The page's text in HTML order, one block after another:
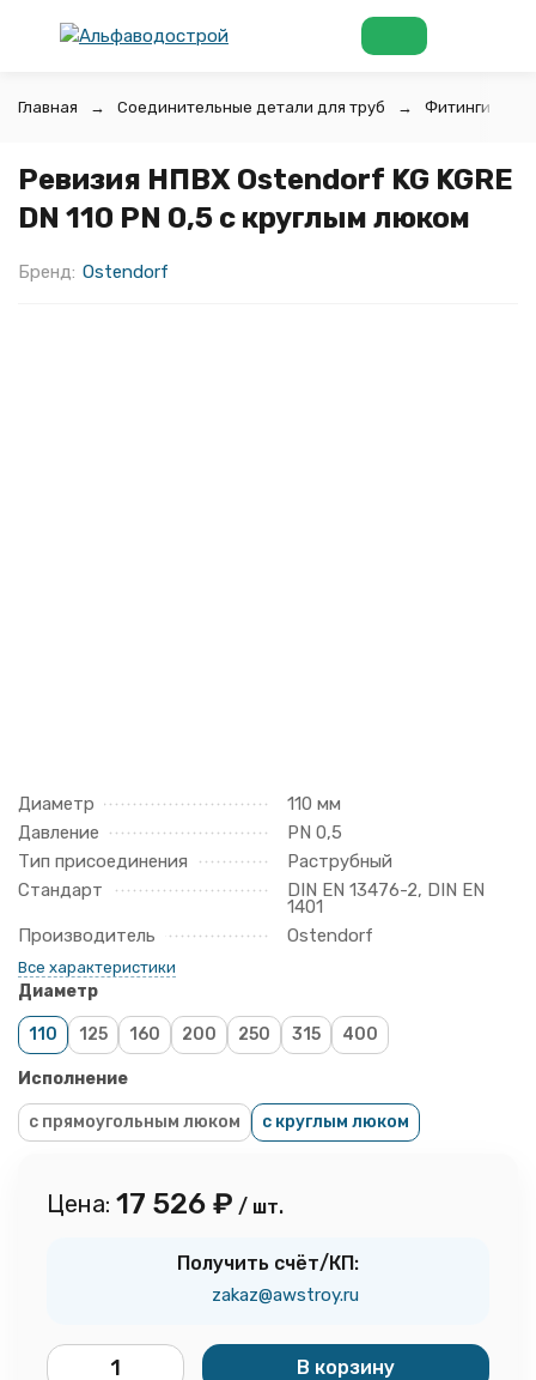
Главная Соединительные детали для труб Фитинги для
Ревизия НПВХ Ostendorf KG KGRE
DN 110 PN 0,5 с круглым люком
Бренд: Ostendorf
Диаметр
110 мм
Давление
PN 0,5
Тип присоединения
Раструбный
Стандарт
DIN EN 13476-2, DIN EN
1401
Производитель
Ostendorf
Все характеристики
Диаметр
110 125 160 200 250 315 400
Исполнение
с прямоугольным люком с круглым люком
Цена: 17 526 ₽ / шт.
Получить счёт/КП:
zakaz@awstroy.ru
В корзину